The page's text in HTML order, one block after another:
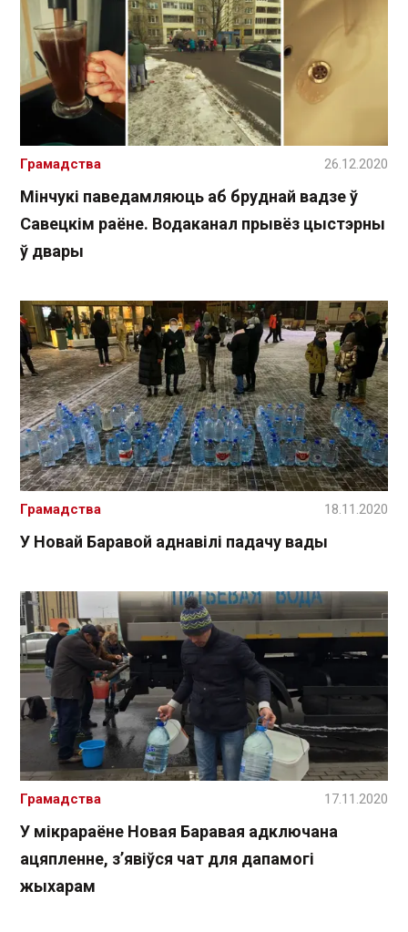
Мінчукі паведамляюць аб бруднай вадзе ў
Савецкім раёне. Водаканал прывёз цыстэрны
ў двары
Грамадства 26.12.2020
У Новай Баравой аднавілі падачу вады
Грамадства 18.11.2020
У мікрараёне Новая Баравая адключана
ацяпленне, з’явіўся чат для дапамогі
жыхарам
Грамадства 17.11.2020